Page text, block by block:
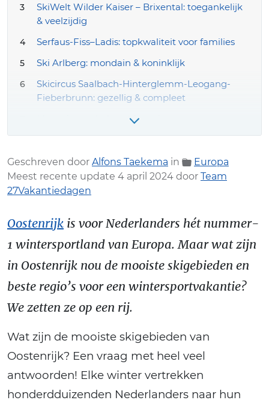
SkiWelt Wilder Kaiser – Brixental: toegankelijk
& veelzijdig
Serfaus-Fiss–Ladis: topkwaliteit voor families
Ski Arlberg: mondain & koninklijk
Skicircus Saalbach-Hinterglemm-Leogang-
Fieberbrunn: gezellig & compleet
Montafon: onbekend & rustig
Geschreven door Alfons Taekema in
Europa
Meest recente update 4 april 2024 door Team
27Vakantiedagen
Oostenrijk is voor Nederlanders hét nummer-
1 wintersportland van Europa. Maar wat zijn
in Oostenrijk nou de mooiste skigebieden en
beste regio’s voor een wintersportvakantie?
We zetten ze op een rij.
Wat zijn de mooiste skigebieden van
Oostenrijk? Een vraag met heel veel
antwoorden! Elke winter vertrekken
honderdduizenden Nederlanders naar hun